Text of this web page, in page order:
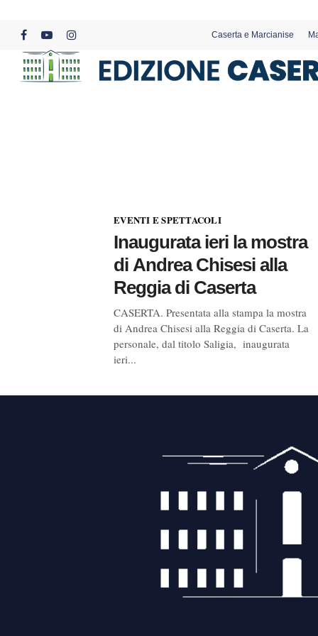
content
facebookyoutubeinstagram
Caserta e Marcianise
EVENTI E SPETTACOLI
Inaugurata ieri la mostra
di Andrea Chisesi alla
Reggia di Caserta
CASERTA. Presentata alla stampa la mostra
di Andrea Chisesi alla Reggia di Caserta. La
personale, dal titolo Saligia, inaugurata
ieri...